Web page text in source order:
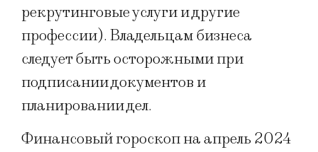
рекрутинговые услуги и другие
профессии). Владельцам бизнеса
следует быть осторожными при
подписании документов и
планировании дел.
Финансовый гороскоп на апрель 2024